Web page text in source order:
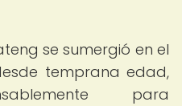
se sumergió en el
temprana edad,
para